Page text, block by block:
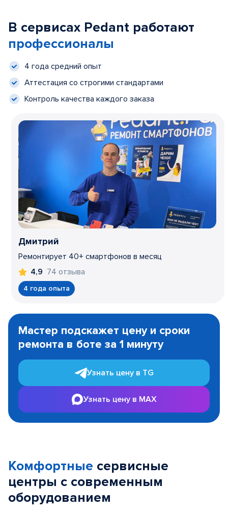
В сервисах Pedant работают
профессионалы
4 года средний опыт
Аттестация со строгими стандартами
Контроль качества каждого заказа
Дмитрий
Ремонтирует 40+ смартфонов в месяц
4,9 74 отзыва
4 года опыта
1
Мастер подскажет цену и сроки
ремонта в боте за 1 минуту
Узнать цену в TG
Узнать цену в MAX
Комфортные сервисные
центры с современным
оборудованием